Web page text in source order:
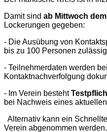
Damit sind ab Mittwoch
Lockerungen gegeben:
- Die Ausübung von
bis zu 100 Personen
- Teilnehmerdaten werden
Kontaktnachverfolgung
- Im Verein besteht
bei Nachweis eines
Alternativ kann ein
Verein abgenommen werden.